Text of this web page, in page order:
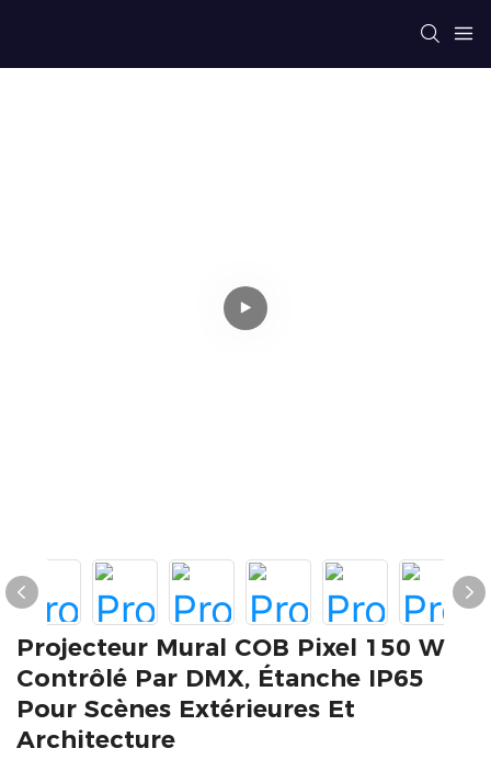
Projecteur Mural COB Pixel 150 W
Contrôlé Par DMX, Étanche IP65
Pour Scènes Extérieures Et
Architecture